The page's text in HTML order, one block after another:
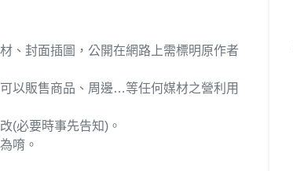
、封面插圖，公開在網路上需標明原作者
以販售商品、周邊…等任何媒材之營利用
(必要時事先告知)。
唷。